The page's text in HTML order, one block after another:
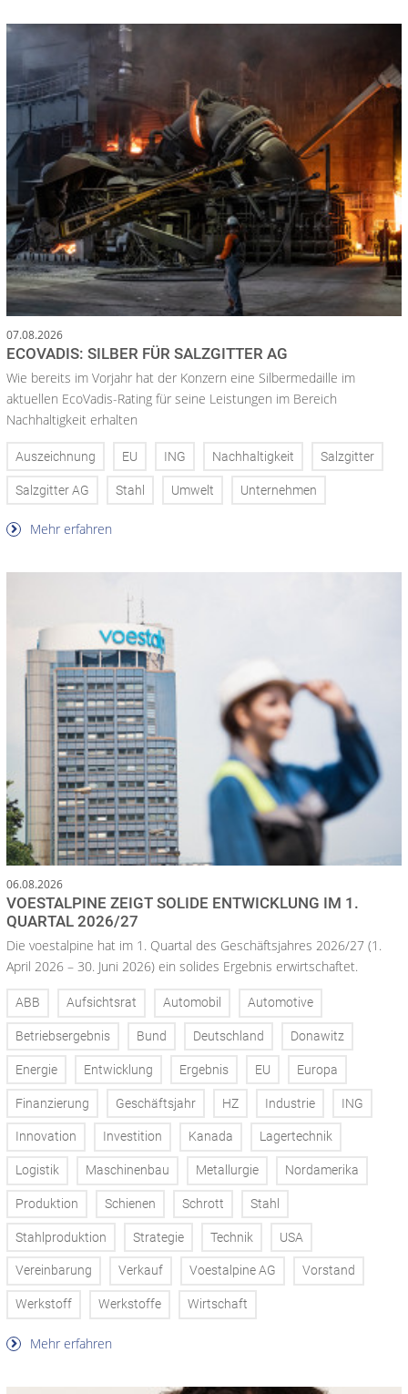
07.08.2026
ECOVADIS: SILBER FÜR SALZGITTER AG
Wie bereits im Vorjahr hat der Konzern eine Silbermedaille im
aktuellen EcoVadis-Rating für seine Leistungen im Bereich
Nachhaltigkeit erhalten
Auszeichnung EU ING Nachhaltigkeit Salzgitter
Salzgitter AG Stahl Umwelt Unternehmen
Mehr erfahren
06.08.2026
VOESTALPINE ZEIGT SOLIDE ENTWICKLUNG IM 1.
QUARTAL 2026/27
Die voestalpine hat im 1. Quartal des Geschäftsjahres 2026/27 (1.
April 2026 – 30. Juni 2026) ein solides Ergebnis erwirtschaftet.
ABB Aufsichtsrat Automobil Automotive
Betriebsergebnis Bund Deutschland Donawitz
Energie Entwicklung Ergebnis EU Europa
Finanzierung Geschäftsjahr HZ Industrie ING
Innovation Investition Kanada Lagertechnik
Logistik Maschinenbau Metallurgie Nordamerika
Produktion Schienen Schrott Stahl
Stahlproduktion Strategie Technik USA
Vereinbarung Verkauf Voestalpine AG Vorstand
Werkstoff Werkstoffe Wirtschaft
Mehr erfahren